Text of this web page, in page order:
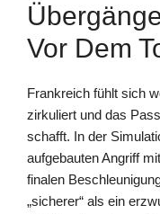
Vor Dem
Frankreich fühlt sich
zirkuliert und das
schafft. In der
aufgebauten Angriff
finalen
„sicherer“ als ein